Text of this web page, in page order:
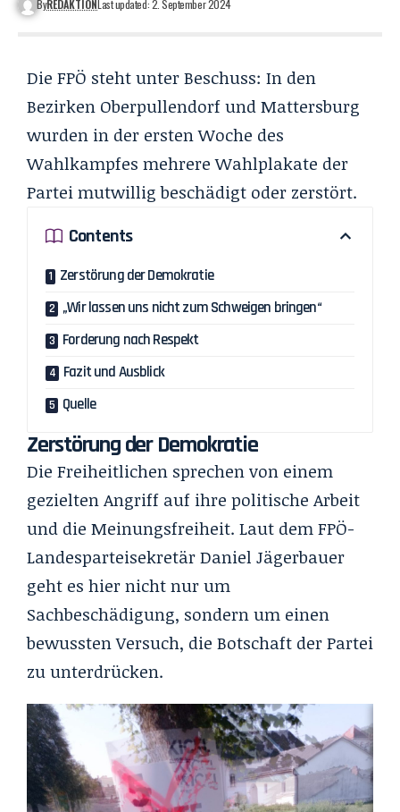
ByREDAKTIONLast updated: 2. September 2024
Die FPÖ steht unter Beschuss: In den
Bezirken Oberpullendorf und Mattersburg
wurden in der ersten Woche des
Wahlkampfes mehrere Wahlplakate der
Partei mutwillig beschädigt oder zerstört.
Contents
Zerstörung der Demokratie
„Wir lassen uns nicht zum Schweigen bringen“
Forderung nach Respekt
Fazit und Ausblick
Quelle
Zerstörung der Demokratie
Die Freiheitlichen sprechen von einem
gezielten Angriff auf ihre politische Arbeit
und die Meinungsfreiheit. Laut dem FPÖ-
Landesparteisekretär Daniel Jägerbauer
geht es hier nicht nur um
Sachbeschädigung, sondern um einen
bewussten Versuch, die Botschaft der Partei
zu unterdrücken.